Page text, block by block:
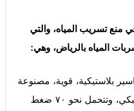
منع تسريب المياه، والتي
المياه بالرياض، وهي:
بلاستيكية، قوية، مصنوعة
من مادة البولي إثلين الشبكي، وتتحمل نحو ٧٠ ضغط